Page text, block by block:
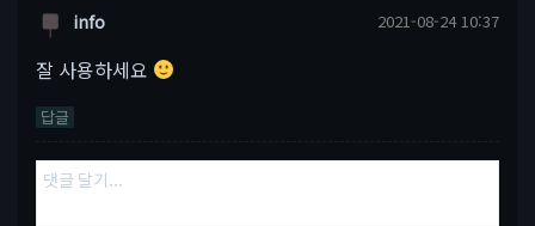
info 2021-08-24 10:37
잘 사용하세요
답글